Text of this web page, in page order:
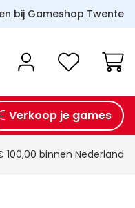
bij Gameshop Twente
Verkoop je games
binnen Nederland